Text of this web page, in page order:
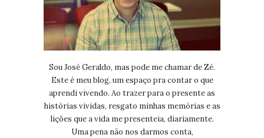
Sou José Geraldo, mas pode me chamar de Zé.
Este é meu blog, um espaço pra contar o que
aprendi vivendo. Ao trazer para o presente as
histórias vividas, resgato minhas memórias e as
lições que a vida me presenteia, diariamente.
Uma pena não nos darmos conta,